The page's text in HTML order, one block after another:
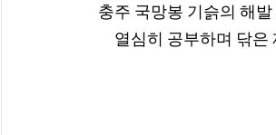
충주 국망봉 기슭의 해
열심히 공부하며 닦은